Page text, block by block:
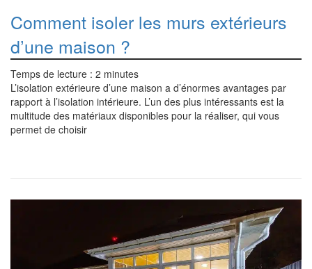
Comment isoler les murs extérieurs
d’une maison ?
Temps de lecture : 2 minutes
L’isolation extérieure d’une maison a d’énormes avantages par
rapport à l’isolation intérieure. L’un des plus intéressants est la
multitude des matériaux disponibles pour la réaliser, qui vous
permet de choisir